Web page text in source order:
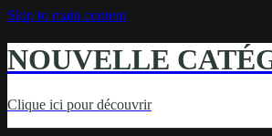
Skip to main content
NOUVELLE
Clique ici pour découvrir